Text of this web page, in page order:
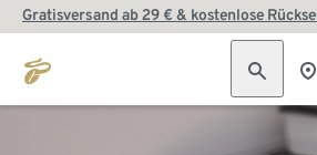
Gratisversand ab 29 € & kostenlose